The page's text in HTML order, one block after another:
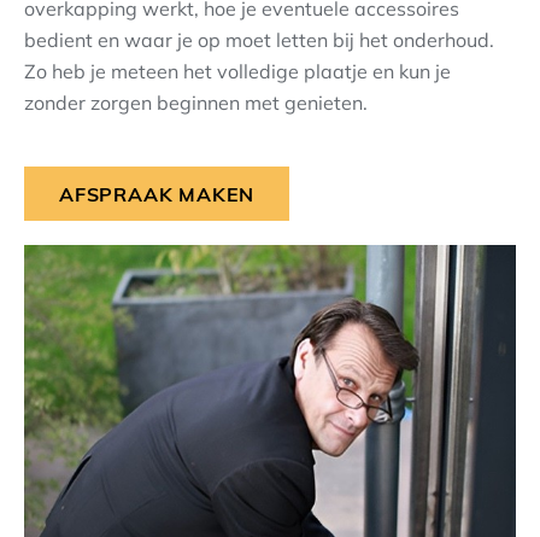
overkapping werkt, hoe je eventuele accessoires
bedient en waar je op moet letten bij het onderhoud.
Zo heb je meteen het volledige plaatje en kun je
zonder zorgen beginnen met genieten.
AFSPRAAK MAKEN